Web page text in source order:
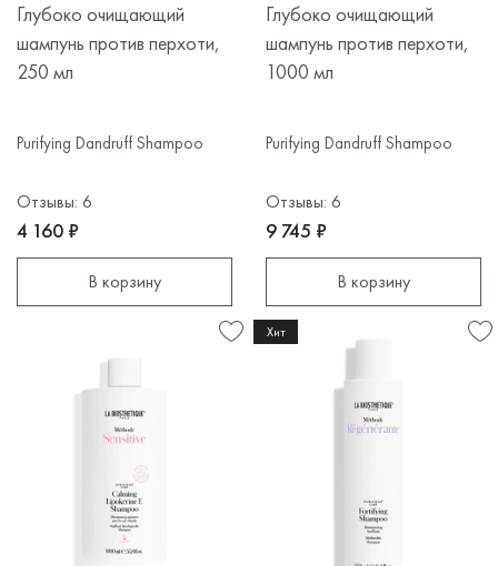
Глубоко очищающий
шампунь против перхоти,
250 мл
Purifying Dandruff Shampoo
Отзывы: 6
4 160 ₽
В корзину
Глубоко очищающий
шампунь против перхоти,
1000 мл
Purifying Dandruff Shampoo
Отзывы: 6
9 745 ₽
В корзину
Хит